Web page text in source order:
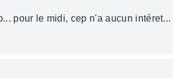
pour le midi, cep n'a aucun intéret...